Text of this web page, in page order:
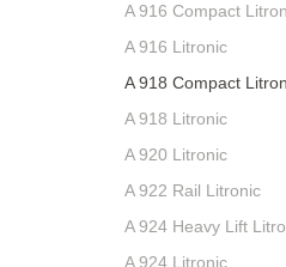
A 916 Compact
A 916 Litronic
A 918 Compact
A 918 Litronic
A 920 Litronic
A 922 Rail Litronic
A 924 Heavy Lift
A 924 Litronic